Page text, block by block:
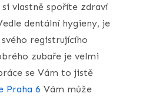
vlastně spoříte zdraví
dentální hygieny, je
registrujícího
zubaře je velmi
se Vám to jistě
Praha 6 Vám může